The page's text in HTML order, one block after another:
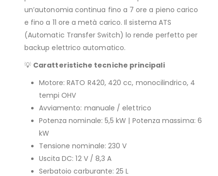
un’autonomia continua fino a 7 ore a pieno carico
e fino a 11 ore a metà carico. Il sistema ATS
(Automatic Transfer Switch) lo rende perfetto per
backup elettrico automatico.
💡 Caratteristiche tecniche principali
Motore: RATO R420, 420 cc, monocilindrico, 4
tempi OHV
Avviamento: manuale / elettrico
Potenza nominale: 5,5 kW | Potenza massima: 6
kW
Tensione nominale: 230 V
Uscita DC: 12 V / 8,3 A
Serbatoio carburante: 25 L